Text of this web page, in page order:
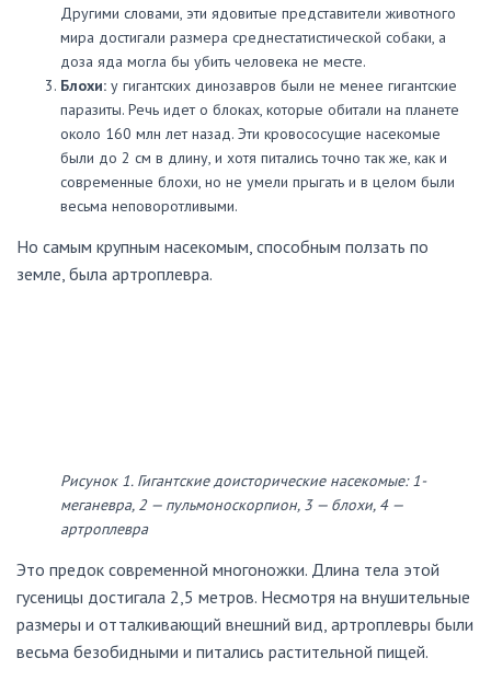
Другими словами, эти ядовитые представители животного
мира достигали размера среднестатистической собаки, а
доза яда могла бы убить человека не месте.
Блохи: у гигантских динозавров были не менее гигантские
паразиты. Речь идет о блоках, которые обитали на планете
около 160 млн лет назад. Эти кровососущие насекомые
были до 2 см в длину, и хотя питались точно так же, как и
современные блохи, но не умели прыгать и в целом были
весьма неповоротливыми.
Но самым крупным насекомым, способным ползать по
земле, была артроплевра.
Рисунок 1. Гигантские доисторические насекомые: 1-
меганевра, 2 — пульмоноскорпион, 3 — блохи, 4 —
артроплевра
Это предок современной многоножки. Длина тела этой
гусеницы достигала 2,5 метров. Несмотря на внушительные
размеры и отталкивающий внешний вид, артроплевры были
весьма безобидными и питались растительной пищей.